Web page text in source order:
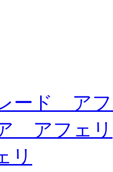
ード ア
アフェリ
リ